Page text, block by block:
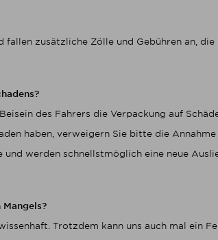
fallen zusätzliche Zölle und Gebühren an,
des Fahrers die Verpackung auf
haben, verweigern Sie bitte die
werden schnellstmöglich eine neue
Trotzdem kann uns auch mal ein